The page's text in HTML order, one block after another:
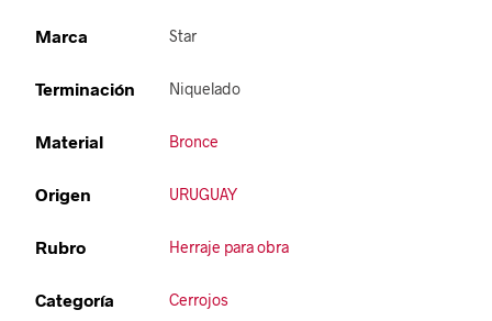
Marca Star
Terminación Niquelado
Material Bronce
Origen URUGUAY
Rubro Herraje para obra
Categoría Cerrojos